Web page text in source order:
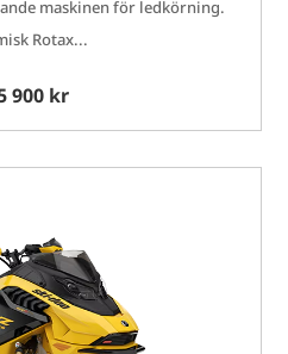
maskinen för ledkörning.
Rotax...
900 kr